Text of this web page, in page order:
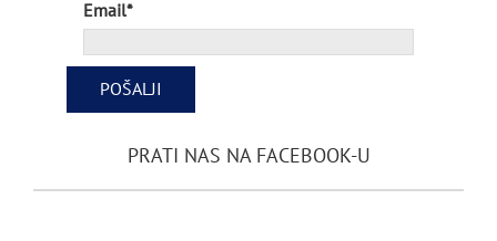
Email*
PRATI NAS NA FACEBOOK-U